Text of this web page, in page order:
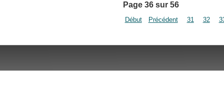
Page 36 sur 56
Début Précédent 31 32